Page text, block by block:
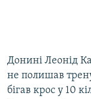
Донині Леонід
не полишав
бігав крос у 10